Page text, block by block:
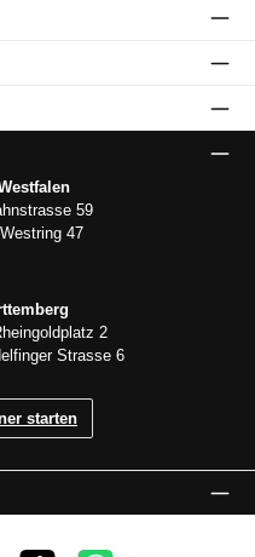
59
47
2
Strasse 6
starten